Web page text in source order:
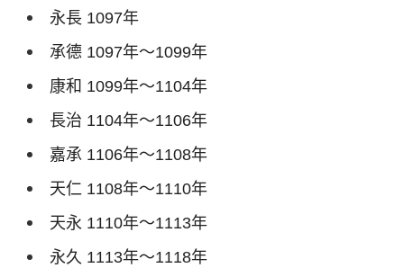
永長 1097年
承德 1097年～1099年
康和 1099年～1104年
長治 1104年～1106年
嘉承 1106年～1108年
天仁 1108年～1110年
天永 1110年～1113年
永久 1113年～1118年